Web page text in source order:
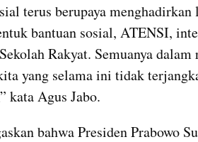
terus berupaya menghadirkan
bantuan sosial, ATENSI,
Rakyat. Semuanya
yang selama ini tidak
kata Agus Jabo.
bahwa Presiden Prabowo